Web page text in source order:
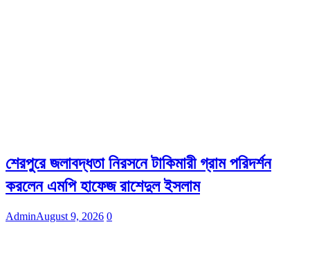
শেরপুরে জলাবদ্ধতা নিরসনে টাকিমারী গ্রাম পরিদর্শন
করলেন এমপি হাফেজ রাশেদুল ইসলাম
AdminAugust 9, 2026 0